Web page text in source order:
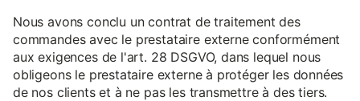
Nous avons conclu un contrat de traitement des
commandes avec le prestataire externe conformément
aux exigences de l'art. 28 DSGVO, dans lequel nous
obligeons le prestataire externe à protéger les données
de nos clients et à ne pas les transmettre à des tiers.